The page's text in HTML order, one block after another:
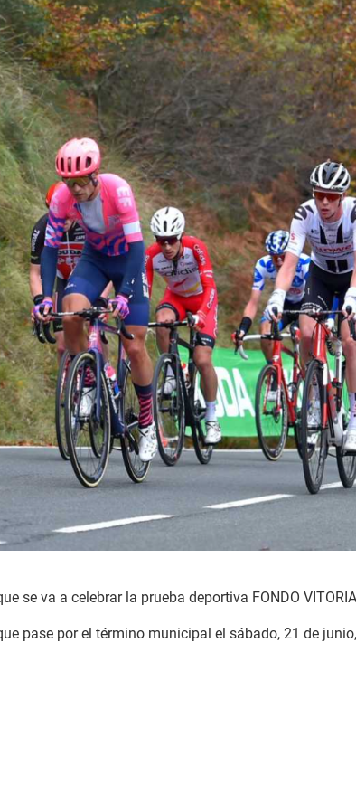
se va a celebrar la prueba deportiva FONDO
pase por el término municipal el sábado, 21 de